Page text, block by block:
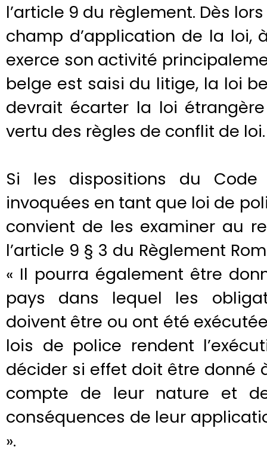
l’article 9 du règlement. Dès
champ d’application de la loi,
exerce son activité
belge est saisi du litige, la loi
devrait écarter la loi
vertu des règles de conflit de loi.
Si les dispositions du
invoquées en tant que loi de
convient de les examiner au
l’article 9 § 3 du Règlement
« Il pourra également être
pays dans lequel les
doivent être ou ont été
lois de police rendent
décider si effet doit être donné
compte de leur nature et
conséquences de leur
».